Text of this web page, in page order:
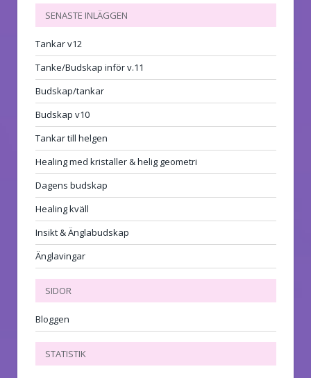
SENASTE INLÄGGEN
Tankar v12
Tanke/Budskap inför v.11
Budskap/tankar
Budskap v10
Tankar till helgen
Healing med kristaller & helig geometri
Dagens budskap
Healing kväll
Insikt & Änglabudskap
Änglavingar
SIDOR
Bloggen
STATISTIK